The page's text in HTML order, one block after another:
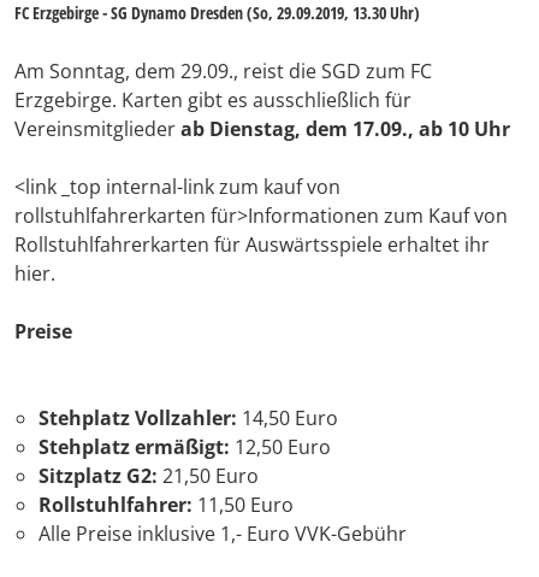
FC Erzgebirge - SG Dynamo Dresden (So, 29.09.2019, 13.30 Uhr)
Am Sonntag, dem 29.09., reist die SGD zum FC
Erzgebirge. Karten gibt es ausschließlich für
Vereinsmitgliederab Dienstag, dem 17.09., ab 10 Uhr
<link _top internal-link zum kauf von
rollstuhlfahrerkarten für>Informationen zum Kauf von
Rollstuhlfahrerkarten für Auswärtsspiele erhaltet ihr
hier.
Preise
Stehplatz Vollzahler: 14,50 Euro
Stehplatz ermäßigt: 12,50 Euro
Sitzplatz G2: 21,50 Euro
Rollstuhlfahrer: 11,50 Euro
Alle Preise inklusive 1,- Euro VVK-Gebühr